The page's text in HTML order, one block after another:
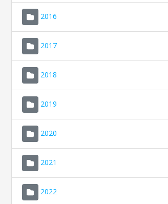
2016
2017
2018
2019
2020
2021
2022